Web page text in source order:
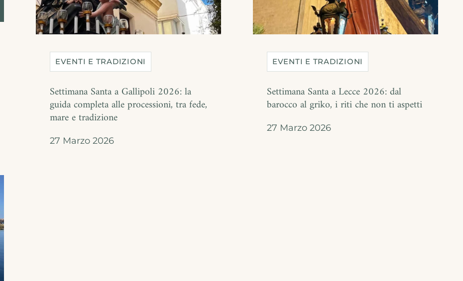
EVENTI E TRADIZIONI
Settimana Santa a Gallipoli 2026: la
guida completa alle processioni, tra fede,
mare e tradizione
27 Marzo 2026
EVENTI E TRADIZIONI
Settimana Santa a Lecce 2026: dal
barocco al griko, i riti che non ti aspetti
27 Marzo 2026